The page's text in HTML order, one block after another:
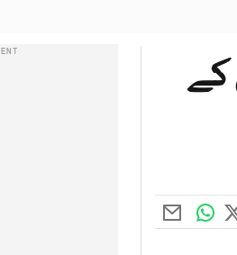
کے